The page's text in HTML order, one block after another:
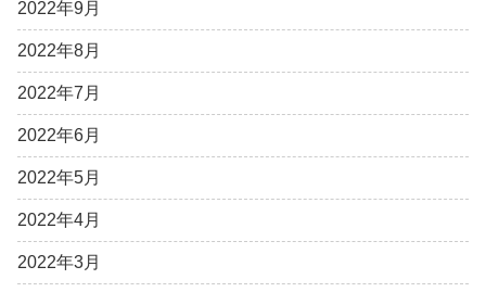
2022年9月
2022年8月
2022年7月
2022年6月
2022年5月
2022年4月
2022年3月